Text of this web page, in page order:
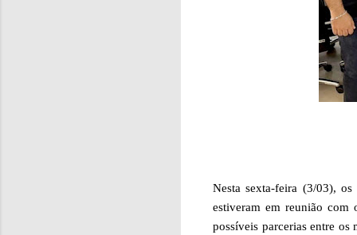
Nesta sexta-feira (3/03),
estiveram em reunião com
possíveis parcerias entre